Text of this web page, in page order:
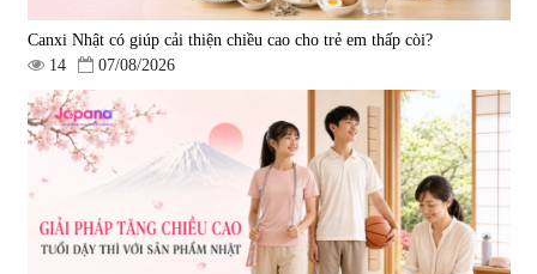
Viên uống hỗ trợ giấc ngủ Fujina
Sleepy Nhật Bản 80 viên
580.000 đ
điều trị đột quỵ Biken Kinase
Gold 60 viên
0
1.570.000 đ
Canxi Nhật có giúp cải thiện chiều cao cho trẻ em thấp còi?
14
07/08/2026